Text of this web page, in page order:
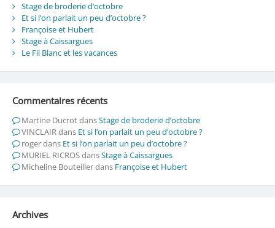
Stage de broderie d’octobre
Et si l’on parlait un peu d’octobre ?
Françoise et Hubert
Stage à Caissargues
Le Fil Blanc et les vacances
Commentaires récents
Martine DucrotdansStage de broderie d’octobre
VINCLAIRdans Et si l’on parlait un peu d’octobre ?
rogerdans Et si l’on parlait un peu d’octobre ?
MURIEL RICROSdansStage à Caissargues
Micheline Bouteillerdans Françoise et Hubert
Archives